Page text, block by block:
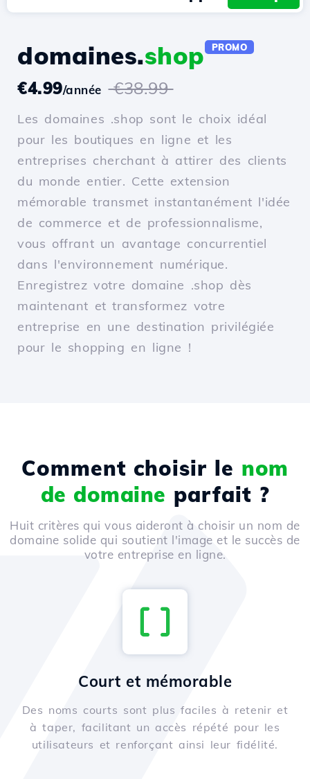
domaines.shop PROMO
€4.99/année €38.99
Les domaines .shop sont le choix idéal
pour les boutiques en ligne et les
entreprises cherchant à attirer des clients
du monde entier. Cette extension
mémorable transmet instantanément l'idée
de commerce et de professionnalisme,
vous offrant un avantage concurrentiel
dans l'environnement numérique.
Enregistrez votre domaine .shop dès
maintenant et transformez votre
entreprise en une destination privilégiée
pour le shopping en ligne !
Comment choisir le nom
de domaine parfait ?
Huit critères qui vous aideront à choisir un nom de
domaine solide qui soutient l'image et le succès de
votre entreprise en ligne.
Court et mémorable
Des noms courts sont plus faciles à retenir et
à taper, facilitant un accès répété pour les
utilisateurs et renforçant ainsi leur fidélité.